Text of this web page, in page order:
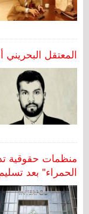
المعتقل
منظمات حقوقية
الحمراء" بعد